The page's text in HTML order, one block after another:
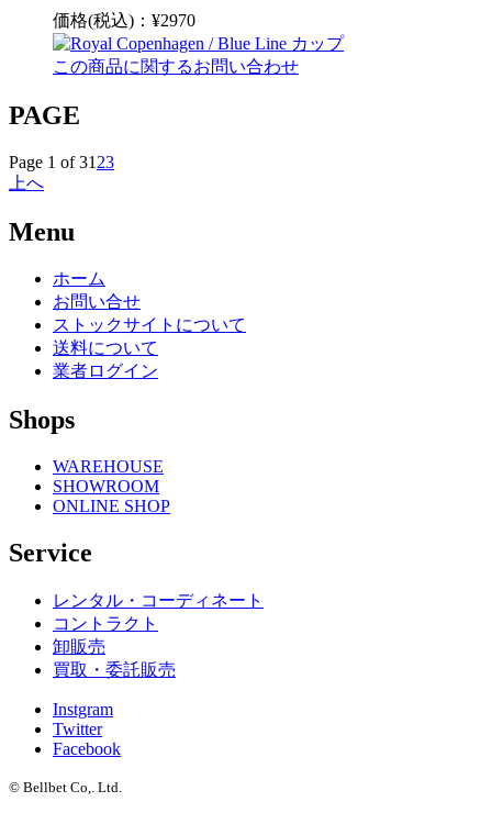
価格(税込)：¥2970
この商品に関するお問い合わせ
PAGE
Page 1 of 31 23
上へ
Menu
ホーム
お問い合せ
ストックサイトについて
送料について
業者ログイン
Shops
WAREHOUSE
SHOWROOM
ONLINE SHOP
Service
レンタル・コーディネート
コントラクト
卸販売
買取・委託販売
Instgram
Twitter
Facebook
© Bellbet Co,. Ltd.